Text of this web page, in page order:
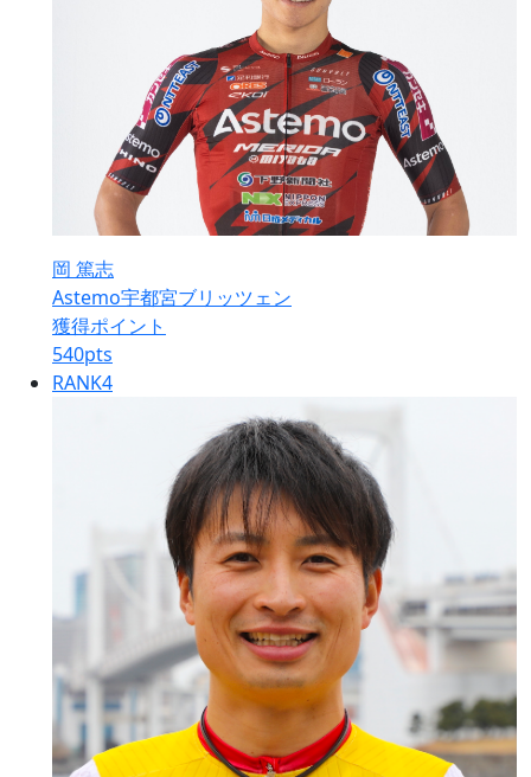
岡 篤志
Astemo宇都宮ブリッツェン
獲得ポイント
540pts
RANK4